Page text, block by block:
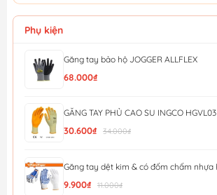
Phụ kiện
Găng tay bảo hộ JOGGER ALLFLEX
68.000₫
GĂNG TAY PHỦ CAO SU INGCO HGVL03
30.600₫ 34.000₫
Găng tay dệt kim & có đốm chấm nhựa
9.900₫ 11.000₫